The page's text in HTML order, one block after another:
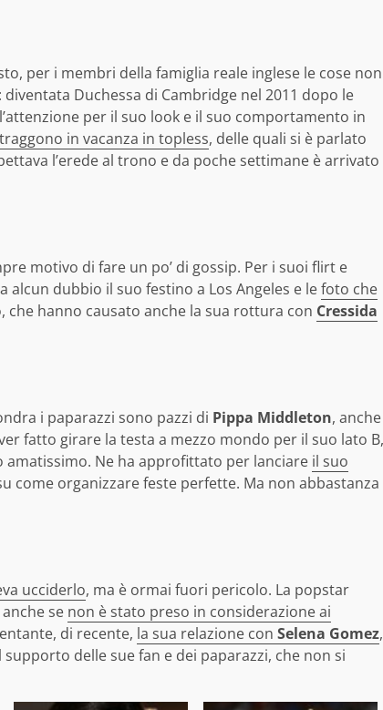
per i membri della famiglia reale inglese le cose non
diventata Duchessa di Cambridge nel 2011 dopo le
per il suo look e il suo comportamento in
in vacanza in topless, delle quali si è parlato
l’erede al trono e da poche settimane è arrivato
motivo di fare un po’ di gossip. Per i suoi flirt e
alcun dubbio il suo festino a Los Angeles e lefoto che
hanno causato anche la sua rottura con Cressida
i paparazzi sono pazzi di Pippa Middleton, anche
fatto girare la testa a mezzo mondo per il suo lato B,
Ne ha approfittato per lanciare il suo
come organizzare feste perfette. Ma non abbastanza
ucciderlo, ma è ormai fuori pericolo. La popstar
se non è stato preso in considerazione ai
di recente, la sua relazione con Selena Gomez,
supporto delle sue fan e dei paparazzi, che non si